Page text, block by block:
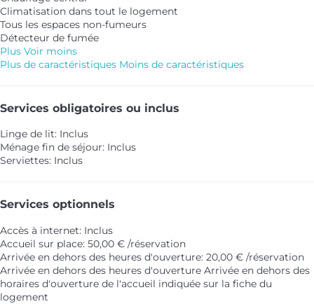
Climatisation dans tout le logement
Tous les espaces non-fumeurs
Détecteur de fumée
Plus Voir moins
Plus de caractéristiques Moins de caractéristiques
Services obligatoires ou inclus
Linge de lit: Inclus
Ménage fin de séjour: Inclus
Serviettes: Inclus
Services optionnels
Accès à internet: Inclus
Accueil sur place: 50,00 € /réservation
Arrivée en dehors des heures d'ouverture: 20,00 € /réservation
Arrivée en dehors des heures d'ouverture Arrivée en dehors des
horaires d'ouverture de l'accueil indiquée sur la fiche du
logement